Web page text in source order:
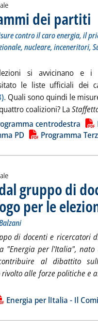
dei partiti
contro il caro energia, il
nucleare, inceneritori,
si avvicinano e i
le liste ufficiali dei
. Quali sono quindi le
coalizioni? La
centrodestra
PD Programma
gruppo di
per le
di docenti e ricercatori
"Energia per l'Italia",
al dibattito
alle forze politiche e
Energia per lItalia - Il